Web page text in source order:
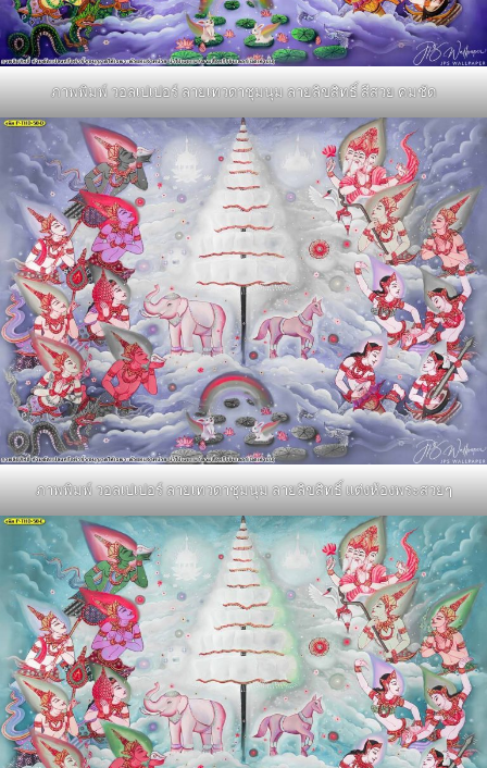
ภาพพิมพ์ วอลเปเปอร์ ลายเทวดาชุมนุม ลายลิขสิทธิ์ สีสวย คมชัด
ภาพพิมพ์ วอลเปเปอร์ ลายเทวดาชุมนุม ลายลิขสิทธิ์ แต่งห้องพระสวยๆ